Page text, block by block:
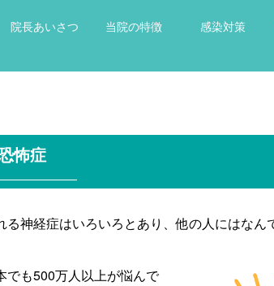
院長あいさつ 当院の特徴 感染対策
怖症
神経症はいろいろとあり、他の人にはなん
でも500万人以上が悩んで